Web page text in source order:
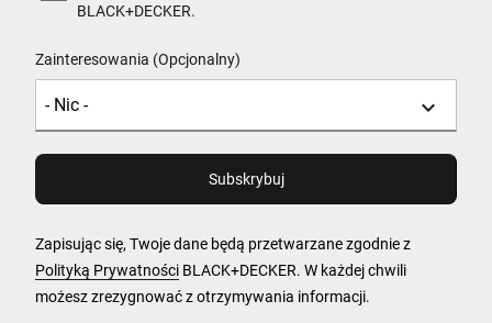
BLACK+DECKER.
Zainteresowania (Opcjonalny)
Zapisując się, Twoje dane będą przetwarzane zgodnie z
Polityką Prywatności BLACK+DECKER. W każdej chwili
możesz zrezygnować z otrzymywania informacji.